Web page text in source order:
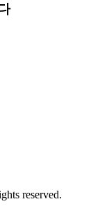
reserved.